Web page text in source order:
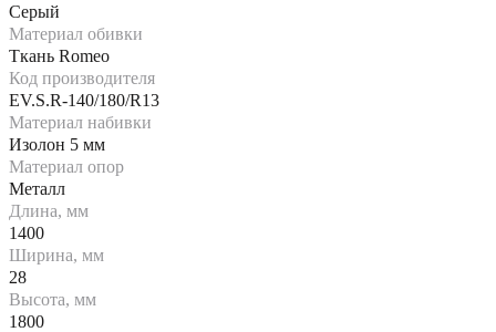
Серый
Материал обивки
Ткань Romeo
Код производителя
EV.S.R-140/180/R13
Материал набивки
Изолон 5 мм
Материал опор
Металл
Длина, мм
1400
Ширина, мм
28
Высота, мм
1800